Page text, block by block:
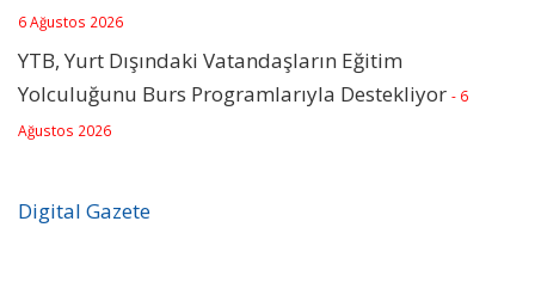
6 Ağustos 2026
YTB, Yurt Dışındaki Vatandaşların Eğitim
Yolculuğunu Burs Programlarıyla Destekliyor - 6
Ağustos 2026
Digital Gazete